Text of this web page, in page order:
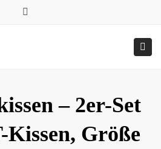
0157.77545786
Submit
– 2er-Set
Größe